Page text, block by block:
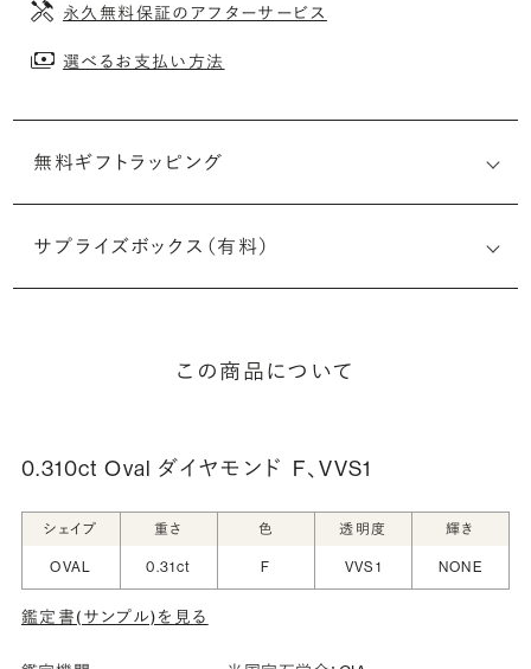
永久無料保証のアフターサービス
選べるお支払い方法
無料ギフトラッピング
サプライズボックス（有料）
この商品について
0.310ct Oval ダイヤモンド F、VVS1
シェイプ 重さ 色 透明度 輝き
OVAL 0.31ct F VVS1 NONE
鑑定書(サンプル)を見る